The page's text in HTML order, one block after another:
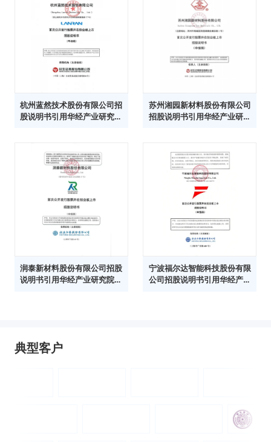
杭州蓝然技术股份有限公司招
股说明书引用华经产业研究院
苏州湘园新材料股份有限公司
招股说明书引用华经产业研究
润泰新材料股份有限公司招股
说明书引用华经产业研究院数
宁波福尔达智能科技股份有限
公司招股说明书引用华经产业
典型客户